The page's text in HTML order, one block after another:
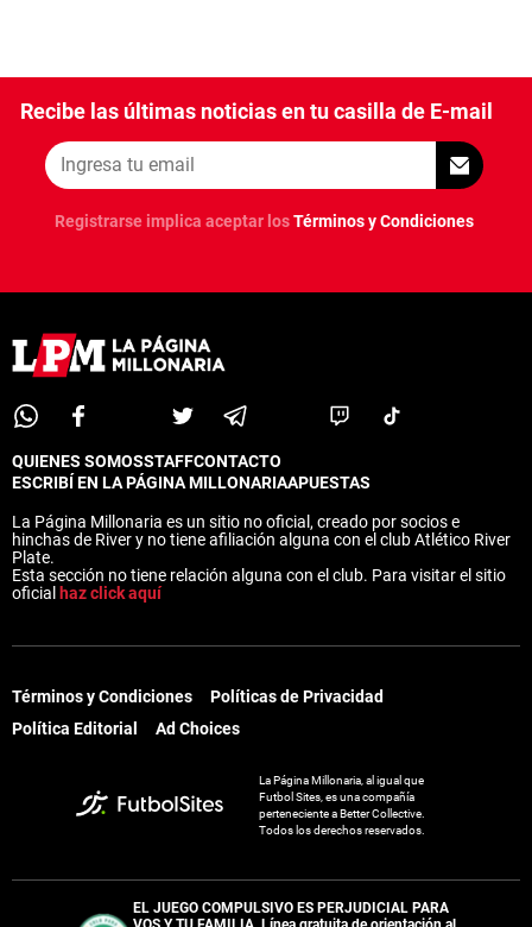
Recibe las últimas noticias en tu casilla de E-mail
Registrarse implica aceptar losTérminos y Condiciones
QUIENES SOMOSSTAFFCONTACTO
ESCRIBÍ EN LA PÁGINA MILLONARIAAPUESTAS
La Página Millonaria es un sitio no oficial, creado por socios e
hinchas de River y no tiene afiliación alguna con el club Atlético River
Plate.
Esta sección no tiene relación alguna con el club. Para visitar el sitio
oficial haz click aquí
Términos y Condiciones
Políticas de Privacidad
Política Editorial
Ad Choices
La Página Millonaria, al igual que
Futbol Sites, es una compañía
perteneciente a Better Collective.
Todos los derechos reservados.
EL JUEGO COMPULSIVO ES PERJUDICIAL PARA